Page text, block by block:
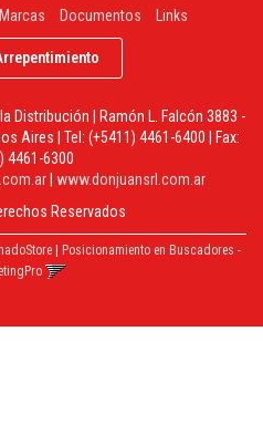
Marcas Documentos Links
Distribución | Ramón L. Falcón 3883 -
Aires | Tel: (+5411) 4461-6400 | Fax:
4461-6300
| www.donjuansrl.com.ar
Reservados
|
Posicionamiento en Buscadores -